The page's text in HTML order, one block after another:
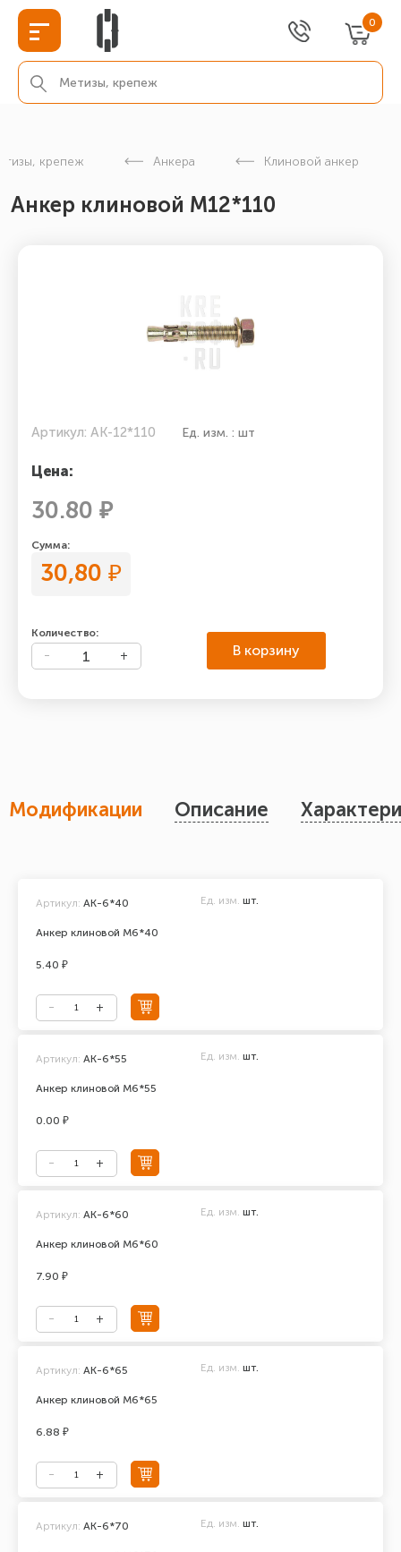
0
крепеж Анкера Клиновой анкер
Анкер клиновой М12*110
Артикул: AK-12*110 Ед. изм. : шт
Цена:
30.80 ₽
Сумма:
30,80 ₽
Количество:
В корзину
Модификации Описание
Анкер клиновой М6*40
Артикул: АК-6*40 Ед. изм. шт.
5.40 ₽
Анкер клиновой М6*55
Артикул: АК-6*55 Ед. изм. шт.
0.00 ₽
Анкер клиновой М6*60
Артикул: АК-6*60 Ед. изм. шт.
7.90 ₽
Анкер клиновой М6*65
Артикул: АК-6*65 Ед. изм. шт.
6.88 ₽
Артикул: АК-6*70 Ед. изм. шт.